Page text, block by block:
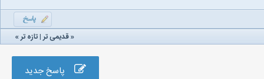
«قدیمی تر|تازه‌ تر»
پاسخ جدید